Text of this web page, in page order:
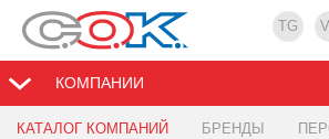
TG
КОМПАНИИ
КАТАЛОГ КОМПАНИЙ БРЕНДЫ